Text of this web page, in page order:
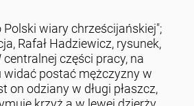
Polski wiary chrześcijańskiej";
Rafał Hadziewicz, rysunek,
centralnej części pracy, na
widać postać mężczyzny w
on odziany w długi płaszcz,